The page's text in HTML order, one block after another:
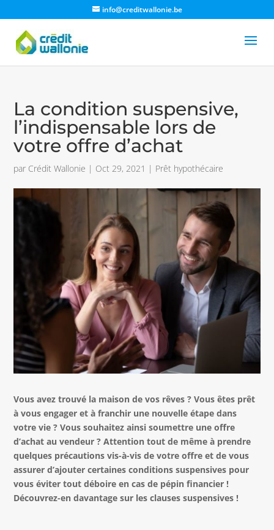
info@creditwallonie.be
La condition suspensive,
l’indispensable lors de
votre offre d’achat
par Crédit Wallonie | Oct 29, 2021 | Prêt hypothécaire
Vous avez trouvé la maison de vos rêves ? Vous êtes prêt
à vous engager et à franchir une nouvelle étape dans
votre vie ? Vous souhaitez ainsi soumettre une offre
d’achat au vendeur ? Attention tout de même à prendre
quelques précautions vis-à-vis de votre offre et de vous
assurer d’ajouter certaines conditions suspensives pour
vous éviter tout déboire en cas de pépin financier !
Découvrez-en davantage sur les clauses suspensives !